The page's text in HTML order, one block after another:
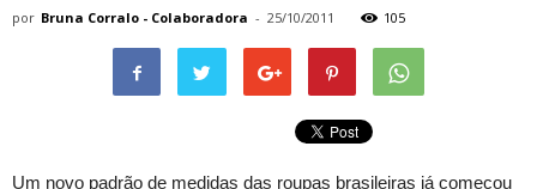
por Bruna Corralo - Colaboradora - 25/10/2011 105
Um novo padrão de medidas das roupas brasileiras já começou